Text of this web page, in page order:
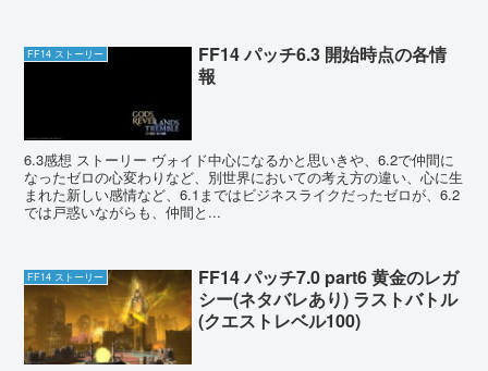
FF14 ストーリー
FF14 パッチ6.3 開始時点の各情
報
6.3感想 ストーリー ヴォイド中心になるかと思いきや、6.2で仲間に
なったゼロの心変わりなど、別世界においての考え方の違い、心に生
まれた新しい感情など、6.1まではビジネスライクだったゼロが、6.2
では戸惑いながらも、仲間と...
FF14 ストーリー
FF14 パッチ7.0 part6 黄金のレガ
シー(ネタバレあり) ラストバトル
(クエストレベル100)